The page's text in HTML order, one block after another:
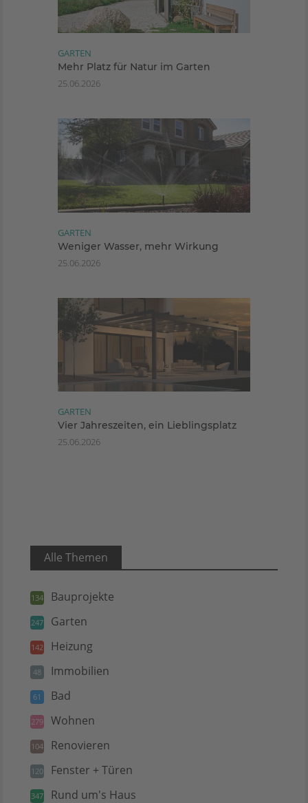
GARTEN
Mehr Platz für Natur im Garten
25.06.2026
GARTEN
Weniger Wasser, mehr Wirkung
25.06.2026
GARTEN
Vier Jahreszeiten, ein Lieblingsplatz
25.06.2026
Alle Themen
134 Bauprojekte
247 Garten
142 Heizung
48 Immobilien
61 Bad
279 Wohnen
104 Renovieren
120 Fenster + Türen
347 Rund um's Haus